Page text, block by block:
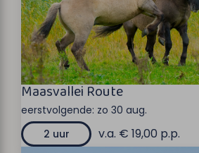
Maasvallei Route
eerstvolgende: zo 30 aug.
2 uur
v.a. € 19,00 p.p.